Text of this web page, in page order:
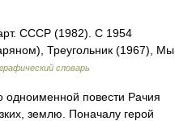
СССР (1982). С 1954
Треугольник (1967), Мы
словарь
повести Рачия
землю. Поначалу герой